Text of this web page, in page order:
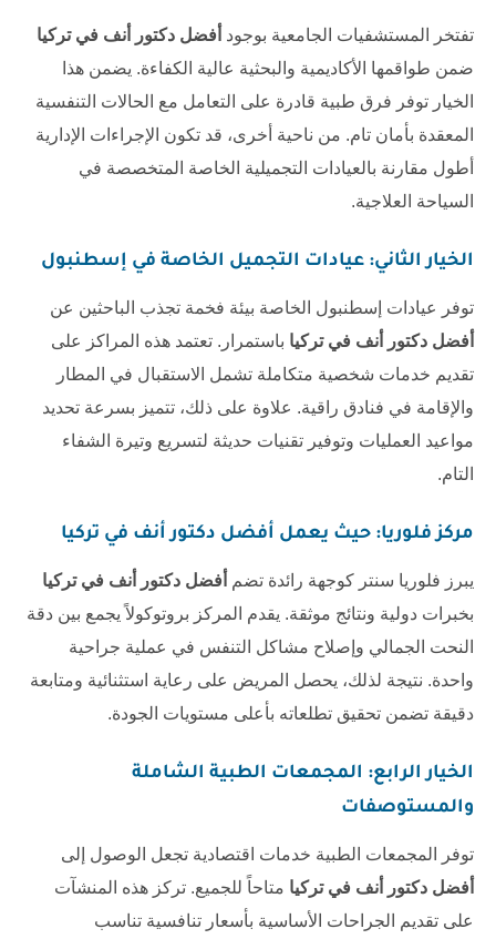
تفتخر المستشفيات الجامعية بوجود أفضل دكتور أنف في تركيا
ضمن طواقمها الأكاديمية والبحثية عالية الكفاءة. يضمن هذا
الخيار توفر فرق طبية قادرة على التعامل مع الحالات التنفسية
المعقدة بأمان تام. من ناحية أخرى، قد تكون الإجراءات الإدارية
أطول مقارنة بالعيادات التجميلية الخاصة المتخصصة في
السياحة العلاجية.
الخيار الثاني: عيادات التجميل الخاصة في إسطنبول
توفر عيادات إسطنبول الخاصة بيئة فخمة تجذب الباحثين عن
أفضل دكتور أنف في تركيا باستمرار. تعتمد هذه المراكز على
تقديم خدمات شخصية متكاملة تشمل الاستقبال في المطار
والإقامة في فنادق راقية. علاوة على ذلك، تتميز بسرعة تحديد
مواعيد العمليات وتوفير تقنيات حديثة لتسريع وتيرة الشفاء
التام.
مركز فلوريا: حيث يعمل أفضل دكتور أنف في تركيا
يبرز فلوريا سنتر كوجهة رائدة تضم
أفضل دكتور أنف في تركيا
بخبرات دولية ونتائج موثقة. يقدم المركز بروتوكولاً يجمع بين دقة
النحت الجمالي وإصلاح مشاكل التنفس في عملية جراحية
واحدة. نتيجة لذلك، يحصل المريض على رعاية استثنائية ومتابعة
دقيقة تضمن تحقيق تطلعاته بأعلى مستويات الجودة.
الخيار الرابع: المجمعات الطبية الشاملة
والمستوصفات
توفر المجمعات الطبية خدمات اقتصادية تجعل الوصول إلى
أفضل دكتور أنف في تركيا متاحاً للجميع. تركز هذه المنشآت
على تقديم الجراحات الأساسية بأسعار تنافسية تناسب